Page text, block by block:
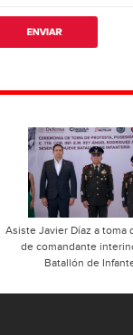
Asiste Javier Díaz a toma
de comandante
Batallón de